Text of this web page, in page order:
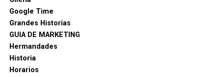
Google Time
Grandes Historias
GUIA DE MARKETING
Hermandades
Historia
Horarios